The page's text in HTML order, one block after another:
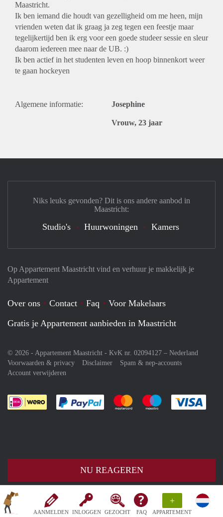
AANMELDEN INLOGGEN GEZOCHT FAQ
+
APPARTEMENT
Maastricht.
Ik ben iemand die houdt van gezelligheid om me heen, mijn
vrienden weten dat ik graag ja zeg tegen een feestje maar
tegelijkertijd ben ik erg voor een goede studeer sessie en sleur
daarom iedereen mee naar de UB. :)
Ik ben actief in het studenten leven en hoop binnenkort weer
te gaan hockeyen
Algemene informatie: Josephine
Vrouw, 23 jaar
NU REAGEREN
Op Appartement Maastricht vind en verhuur je makkelijk je
Appartement
Over ons Contact Faq
Voor Makelaars
Gratis je Appartement aanbieden in Maastricht
© 2026 - Appartement Maastricht - KvK nr. 02094127 – Nederland
Voorwaarden & privacy
Disclaimer
Spam & nep-accounts
Account verwijderen
Je rekent gemakkelijk af met Paypal
Je rekent gemakkelijk af met
Je rekent
Niks leuks gevonden? Dit is ons andere aanbod in
Maastricht:
Studio's Huurwoningen Kamers